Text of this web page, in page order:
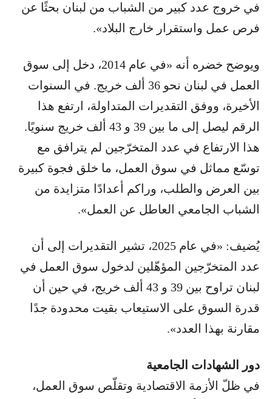
في خروج عدد كبير من الشباب من لبنان بحثًا عن
فرص عمل واستقرار خارج البلاد».
ويوضح خضره أنه «في عام 2014، دخل إلى سوق
العمل في لبنان نحو 36 ألف خريج. في السنوات
الأخيرة، ووفق التقديرات المتداولة، ارتفع هذا
الرقم ليصل إلى ما بين 39 و 43 ألف خريج سنويًا.
هذا الارتفاع في عدد المتخرّجين لم يترافق مع
توسّع مماثل في سوق العمل، ما خلق فجوة كبيرة
بين العرض والطلب، وراكم أعدادًا متزايدة من
الشباب الجامعي العاطل عن العمل».
يُضيف: «في عام 2025، تشير التقديرات إلى أن
عدد المتخرّجين المؤهّلين لدخول سوق العمل في
لبنان تراوح بين 39 و 43 ألف خريج، في حين أن
قدرة السوق على الاستيعاب بقيت محدودة جدًا
مقارنة بهذا العدد».
دور الشهادات الجامعية
في ظلّ الأزمة الاقتصادية وتقلّص سوق العمل،